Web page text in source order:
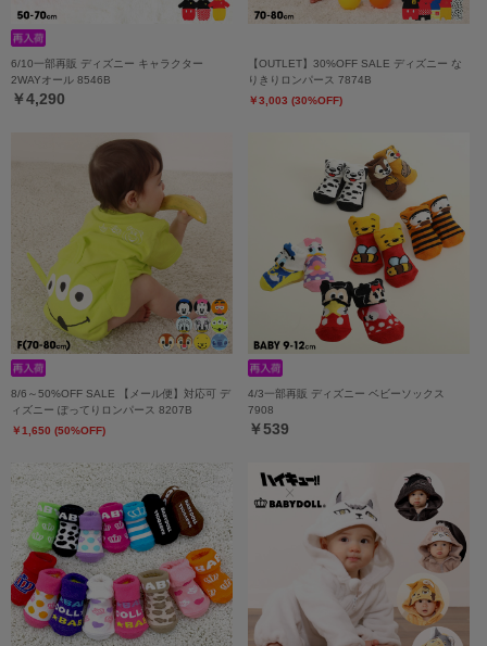
6/10一部再販 ディズニー キャラクター
2WAYオール 8546B
￥4,290
【OUTLET】30%OFF SALE ディズニー な
りきりロンパース 7874B
￥3,003 (30%OFF)
8/6～50%OFF SALE 【メール便】対応可 デ
ィズニー ぽってりロンパース 8207B
￥1,650 (50%OFF)
4/3一部再販 ディズニー ベビーソックス
7908
￥539